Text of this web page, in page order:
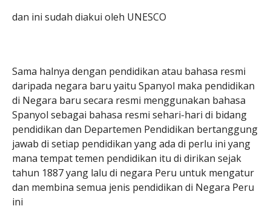
dan ini sudah diakui oleh UNESCO
Sama halnya dengan pendidikan atau bahasa resmi
daripada negara baru yaitu Spanyol maka pendidikan
di Negara baru secara resmi menggunakan bahasa
Spanyol sebagai bahasa resmi sehari-hari di bidang
pendidikan dan Departemen Pendidikan bertanggung
jawab di setiap pendidikan yang ada di perlu ini yang
mana tempat temen pendidikan itu di dirikan sejak
tahun 1887 yang lalu di negara Peru untuk mengatur
dan membina semua jenis pendidikan di Negara Peru
ini